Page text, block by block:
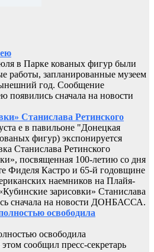
в Парке кованых фигур были
работы, запланированные музеем
год. Сообщение
появились сначала на новости
Станислава Ретинского
е в павильоне "Донецкая
фигур) экспонируется
Станислава Ретинского
посвященная 100-летию со дня
Фиделя Кастро и 65-й годовщине
наемников на Плайя-
зарисовки» Станислава
сначала на новости ДОНБАССА.
освободила
освободила
сообщил пресс-секретарь